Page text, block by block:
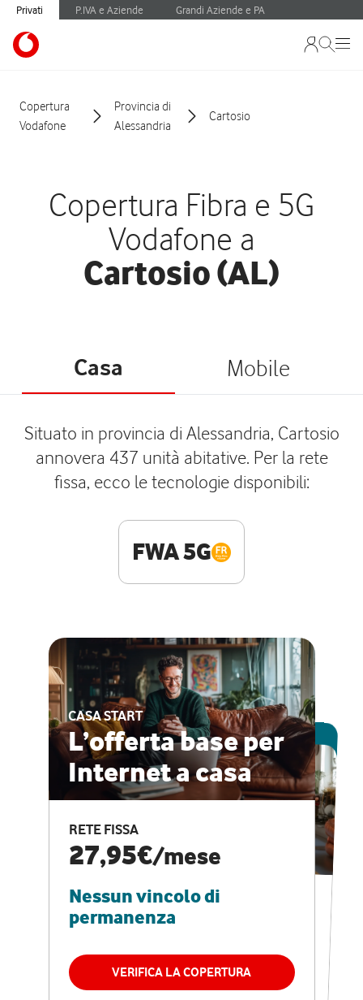
Privati P.IVA e Aziende Grandi Aziende e PA
Copertura
Vodafone
Provincia di
Alessandria
Cartosio
Copertura Fibra e 5G
Vodafone a
Cartosio (AL)
Casa Mobile
Situato in provincia di Alessandria, Cartosio
annovera 437 unità abitative. Per la rete
fissa, ecco le tecnologie disponibili:
FWA 5G
CASA START
L’offerta base per
Internet a casa
RETE FISSA
27,95€/mese
Nessun vincolo di
permanenza
VERIFICA LA COPERTURA
ESCLUSIVA ONLINE
CASA PRO
Internet veloce e
vantaggi speciali
RETE FISSA + VODAFONE CLUB
29,95€
permanenza